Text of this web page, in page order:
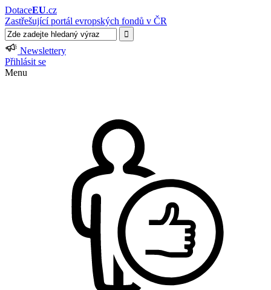
DotaceEU.cz
Zastřešující portál evropských fondů v ČR
Newslettery
Přihlásit se
Menu